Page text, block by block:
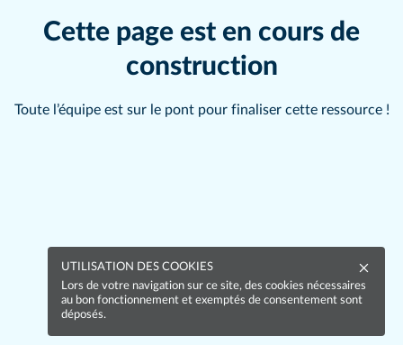
Cette page est en cours de
construction
Toute l’équipe est sur le pont pour finaliser cette ressource !
UTILISATION DES COOKIES
Lors de votre navigation sur ce site, des cookies nécessaires
au bon fonctionnement et exemptés de consentement sont
déposés.